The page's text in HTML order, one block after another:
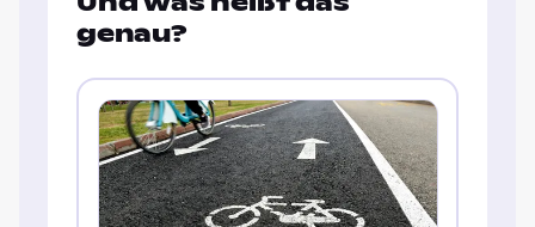
genau?